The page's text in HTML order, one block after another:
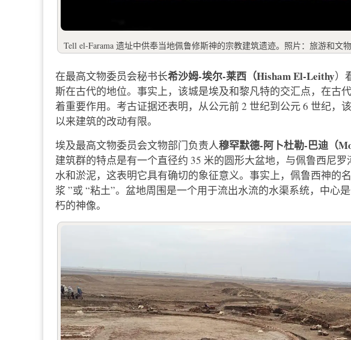
Tell el-Farama 遗址中供奉当地佩鲁修斯神的宗教建筑遗迹。照片：旅游和文
在最高文物委员会秘书长希沙姆-埃尔-莱西（Hisham El-Leithy）
斯在古代的地位。事实上，该城是埃及和黎凡特的交汇点，在古
着重要作用。考古证据还表明，从公元前 2 世纪到公元 6 世纪，
以来建筑的改动有限。
埃及最高文物委员会文物部门负责人穆罕默德-阿卜杜勒-巴迪（
建筑群的特点是有一个直径约 35 米的圆形大盆地，与佩鲁西尼
水和淤泥，这表明它具有确切的象征意义。事实上，佩鲁西神的
浆 ”或 “粘土”。盆地周围是一个用于流出水流的水渠系统，中心
朽的神像。